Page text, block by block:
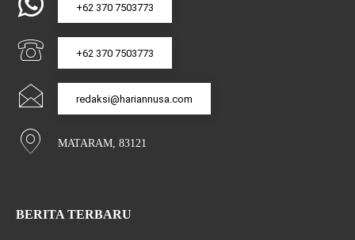
+62 370 7503773
+62 370 7503773
redaksi@hariannusa.com
MATARAM, 83121
BERITA TERBARU